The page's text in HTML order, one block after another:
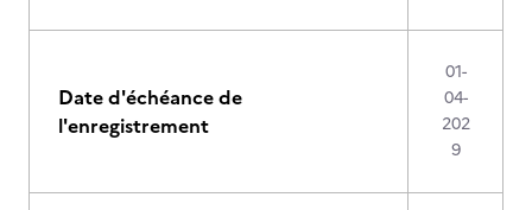
Date d'échéance de
l'enregistrement
01-
04-
202
9